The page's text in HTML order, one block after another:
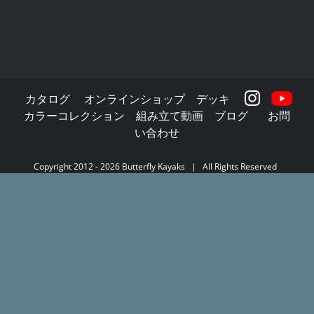
カタログ オンラインショップ
デッキ
カラーコレクション
組み立て動画 ブログ
お問
い合わせ
Copyright 2012 -2026 Butterfly Kayaks| All Rights Reserved